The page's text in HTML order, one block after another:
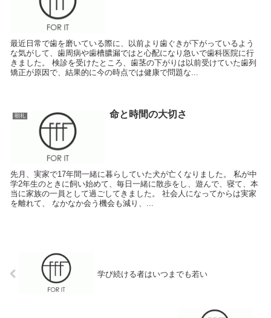
最近日常で歯を磨いている際に、以前より歯ぐきが下がっているよう
な気がして、歯周病や歯槽膿漏ではと心配になり急いで歯科医院に行
きました。 検診を受けたところ、歯茎の下がりは以前受けていた歯列
矯正が原因で、結果的に今の時点では健康で問題な...
朝礼 命と時間の大切さ
先月、実家で17年間一緒に暮らしていた犬が亡くなりました。 私が中
学2年生のときに飼い始めて、毎日一緒に散歩をし、遊んで、寝て、本
当に家族の一員として過ごしてきました。 社会人になってからは実家
を離れて、 なかなか会う機会も減り、...
学び続ける者はいつまでも若い